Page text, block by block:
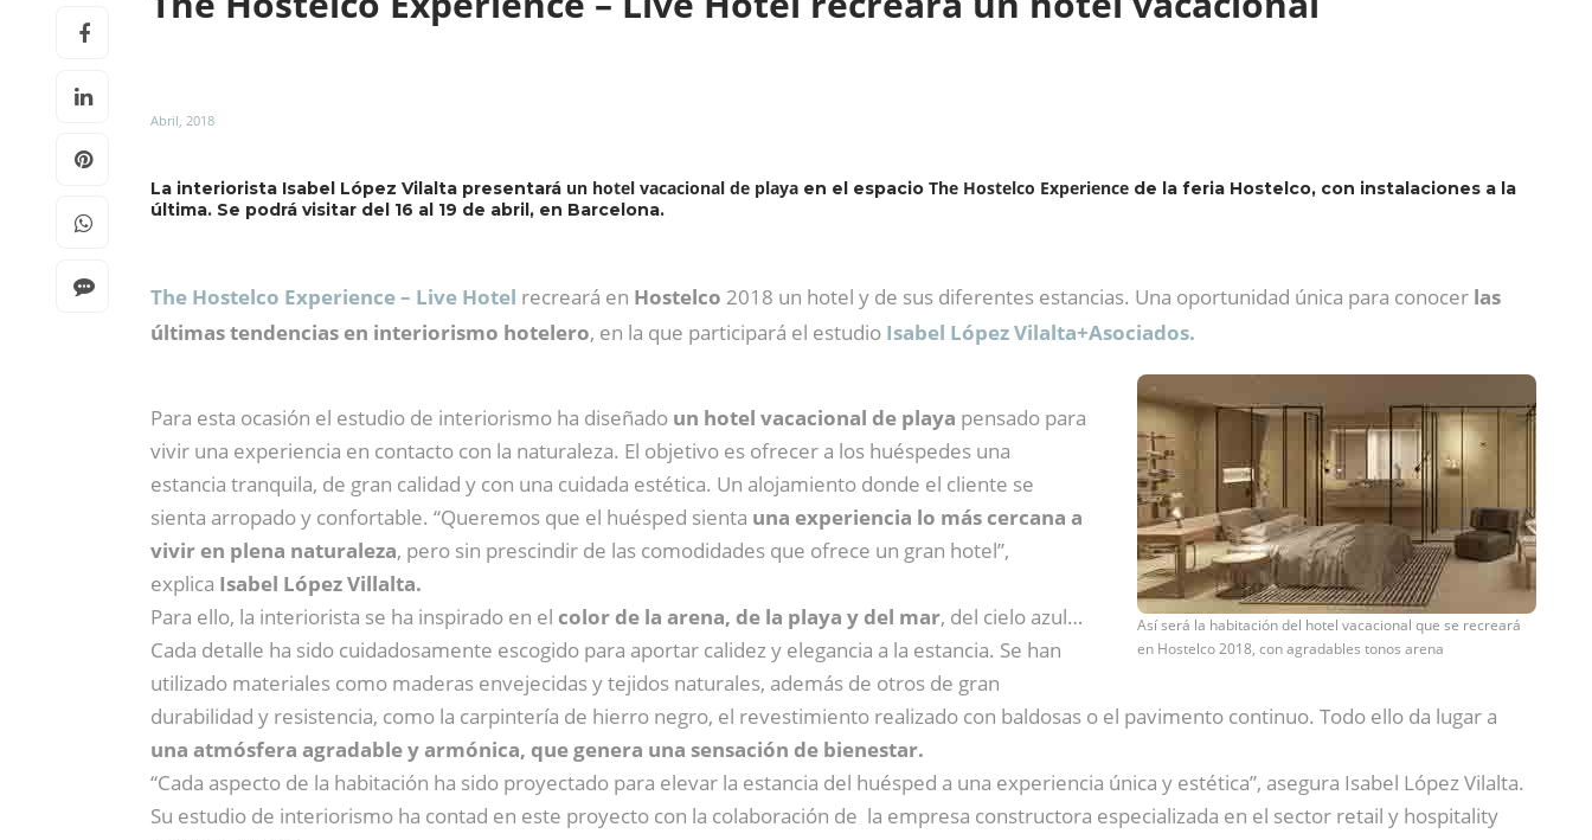
Abril, 2018
La interiorista Isabel López Vilalta presentará un hotel vacacional de playa en el espacio The Hostelco Experience de la feria Hostelco, con instalaciones a la
última. Se podrá visitar del 16 al 19 de abril, en Barcelona.
The Hostelco Experience – Live Hotel recreará en Hostelco 2018 un hotel y de sus diferentes estancias. Una oportunidad única para conocer las
últimas tendencias en interiorismo hotelero, en la que participará el estudio Isabel López Vilalta+Asociados.
Así será la habitación del hotel vacacional que se recreará
en Hostelco 2018, con agradables tonos arena
Para esta ocasión el estudio de interiorismo ha diseñado un hotel vacacional de playa pensado para
vivir una experiencia en contacto con la naturaleza. El objetivo es ofrecer a los huéspedes una
estancia tranquila, de gran calidad y con una cuidada estética. Un alojamiento donde el cliente se
sienta arropado y confortable. “Queremos que el huésped sienta una experiencia lo más cercana a
vivir en plena naturaleza, pero sin prescindir de las comodidades que ofrece un gran hotel”,
explica Isabel López Villalta.
Para ello, la interiorista se ha inspirado en el color de la arena, de la playa y del mar, del cielo azul…
Cada detalle ha sido cuidadosamente escogido para aportar calidez y elegancia a la estancia. Se han
utilizado materiales como maderas envejecidas y tejidos naturales, además de otros de gran
durabilidad y resistencia, como la carpintería de hierro negro, el revestimiento realizado con baldosas o el pavimento continuo. Todo ello da lugar a
una atmósfera agradable y armónica, que genera una sensación de bienestar.
“Cada aspecto de la habitación ha sido proyectado para elevar la estancia del huésped a una experiencia única y estética”, asegura Isabel López Vilalta.
Su estudio de interiorismo ha contad en este proyecto con la colaboración de la empresa constructora especializada en el sector retail y hospitality